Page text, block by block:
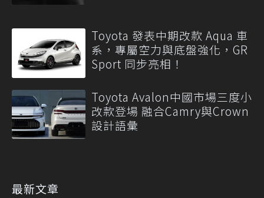
Toyota 發表中期改款 Aqua 車
系，專屬空力與底盤強化，GR
Sport 同步亮相！
Toyota Avalon中國市場三度小
改款登場 融合Camry與Crown
設計語彙
最新文章